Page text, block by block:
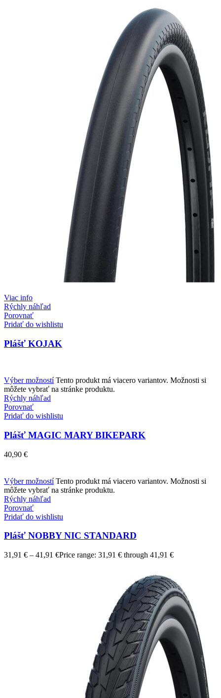
Viac info
Rýchly náhľad
Porovnať
Pridať do wishlistu
Plášť KOJAK
Výber možností Tento produkt má viacero variantov. Možnosti si
môžete vybrať na stránke produktu.
Rýchly náhľad
Porovnať
Pridať do wishlistu
Plášť MAGIC MARY BIKEPARK
40,90 €
Výber možností Tento produkt má viacero variantov. Možnosti si
môžete vybrať na stránke produktu.
Rýchly náhľad
Porovnať
Pridať do wishlistu
Plášť NOBBY NIC STANDARD
31,91 € – 41,91 €Price range: 31,91 € through 41,91 €